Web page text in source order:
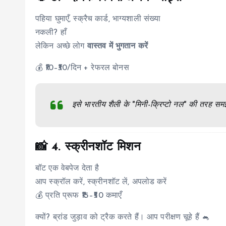
पहिया घुमाएँ, स्क्रैच कार्ड, भाग्यशाली संख्या
नकली? हाँ
लेकिन अच्छे लोगवास्तव में भुगतान करें
💰 ₹10–₹30/दिन + रेफरल बोनस
इसे भारतीय शैली के "मिनी-क्रिप्टो नल" की तरह
📸 4.स्क्रीनशॉट मिशन
बॉट एक वेबपेज देता है
आप स्क्रॉल करें, स्क्रीनशॉट लें, अपलोड करें
💰 प्रति प्रूफ ₹15–₹50 कमाएँ
क्यों? ब्रांड जुड़ाव को ट्रैक करते हैं। आप परीक्षण चूहे हैं 🐁